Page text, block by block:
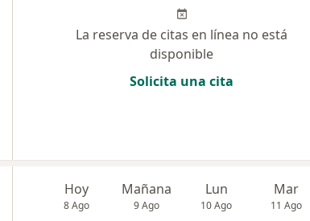
La reserva de citas en línea no está
disponible
Solicita una cita
Hoy
8 Ago
Mañana
9 Ago
Lun
10 Ago
Mar
11 Ago